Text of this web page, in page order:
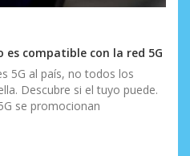
compatible con la red 5G
5G al país, no todos los
Descubre si el tuyo puede.
se promocionan